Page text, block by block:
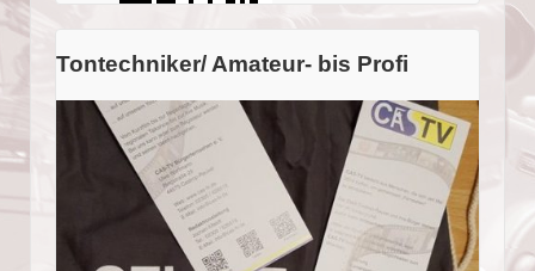
Tontechniker/ Amateur- bis Profi